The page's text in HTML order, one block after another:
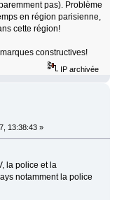
pas). Problème
en région parisienne,
cette région!
constructives!
IP archivée
13:38:43 »
la police et la
notamment la police